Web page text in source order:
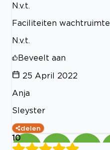
N.v.t.
Faciliteiten wachtruimte
N.v.t.
Beveelt aan
25 April 2022
Anja
Sleyster
delen
10